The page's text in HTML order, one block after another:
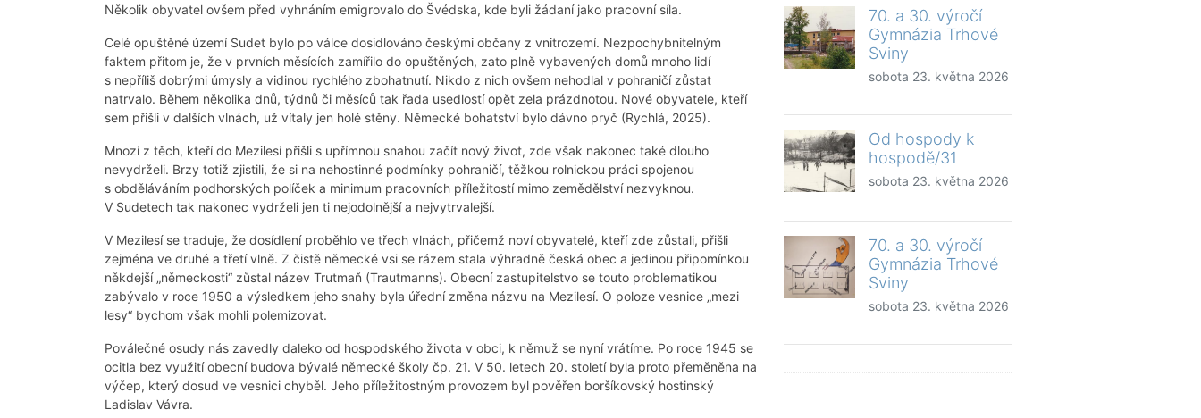
Několik obyvatel ovšem před vyhnáním emigrovalo do Švédska, kde byli žádaní jako pracovní síla.
Celé opuštěné území Sudet bylo po válce dosidlováno českými občany z vnitrozemí. Nezpochybnitelným
faktem přitom je, že v prvních měsících zamířilo do opuštěných, zato plně vybavených domů mnoho lidí
s nepříliš dobrými úmysly a vidinou rychlého zbohatnutí. Nikdo z nich ovšem nehodlal v pohraničí zůstat
natrvalo. Během několika dnů, týdnů či měsíců tak řada usedlostí opět zela prázdnotou. Nové obyvatele, kteří
sem přišli v dalších vlnách, už vítaly jen holé stěny. Německé bohatství bylo dávno pryč (Rychlá, 2025).
Mnozí z těch, kteří do Mezilesí přišli s upřímnou snahou začít nový život, zde však nakonec také dlouho
nevydrželi. Brzy totiž zjistili, že si na nehostinné podmínky pohraničí, těžkou rolnickou práci spojenou
s obděláváním podhorských políček a minimum pracovních příležitostí mimo zemědělství nezvyknou.
V Sudetech tak nakonec vydrželi jen ti nejodolnější a nejvytrvalejší.
V Mezilesí se traduje, že dosídlení proběhlo ve třech vlnách, přičemž noví obyvatelé, kteří zde zůstali, přišli
zejména ve druhé a třetí vlně. Z čistě německé vsi se rázem stala výhradně česká obec a jedinou připomínkou
někdejší „německosti“ zůstal název Trutmaň (Trautmanns). Obecní zastupitelstvo se touto problematikou
zabývalo v roce 1950 a výsledkem jeho snahy byla úřední změna názvu na Mezilesí. O poloze vesnice „mezi
lesy“ bychom však mohli polemizovat.
Poválečné osudy nás zavedly daleko od hospodského života v obci, k němuž se nyní vrátíme. Po roce 1945 se
ocitla bez využití obecní budova bývalé německé školy čp. 21. V 50. letech 20. století byla proto přeměněna na
výčep, který dosud ve vesnici chyběl. Jeho příležitostným provozem byl pověřen boršíkovský hostinský
Ladislav Vávra.
70. a 30. výročí
Gymnázia Trhové
Sviny
sobota 23. května 2026
Od hospody k
hospodě/31
sobota 23. května 2026
70. a 30. výročí
Gymnázia Trhové
Sviny
sobota 23. května 2026